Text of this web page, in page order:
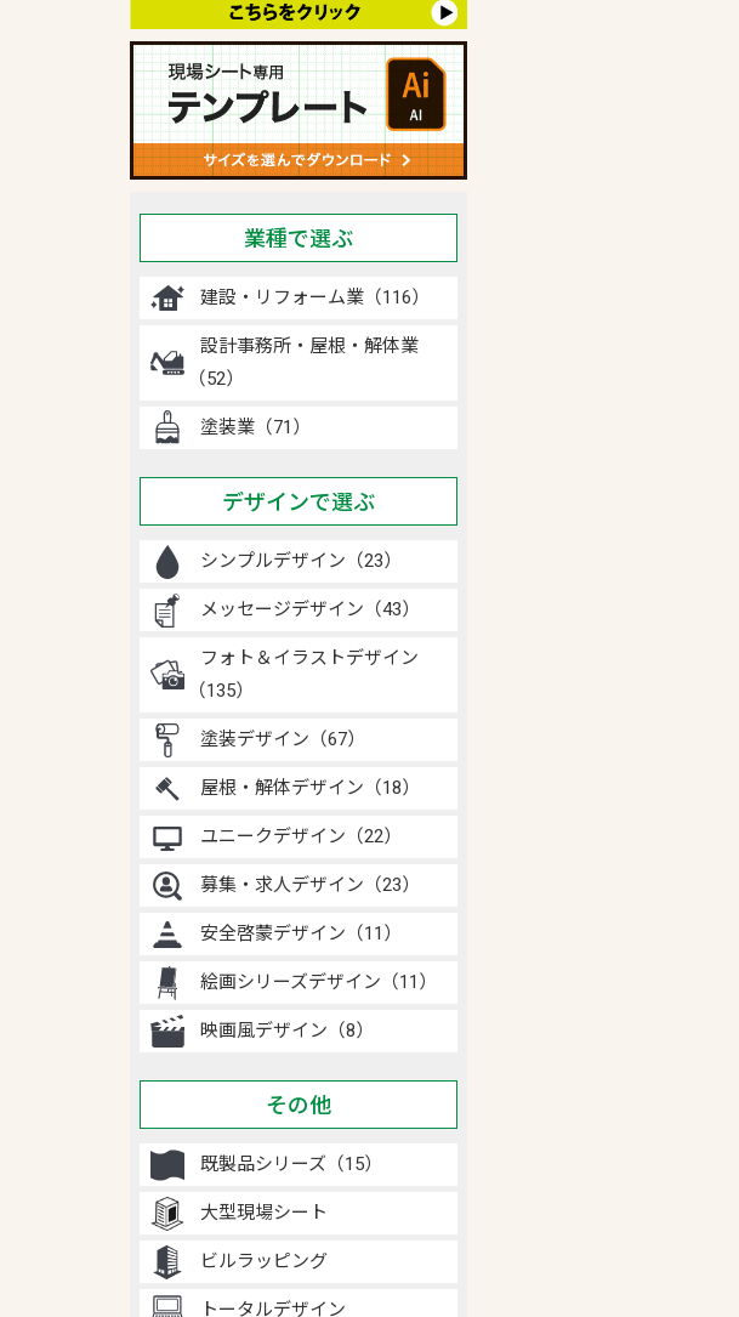
業種で選ぶ
建設・リフォーム業（116）
設計事務所・屋根・解体業
（52）
塗装業（71）
デザインで選ぶ
シンプルデザイン（23）
メッセージデザイン（43）
フォト＆イラストデザイン
（135）
塗装デザイン（67）
屋根・解体デザイン（18）
ユニークデザイン（22）
募集・求人デザイン（23）
安全啓蒙デザイン（11）
絵画シリーズデザイン（11）
映画風デザイン（8）
その他
既製品シリーズ（15）
大型現場シート
ビルラッピング
トータルデザイン